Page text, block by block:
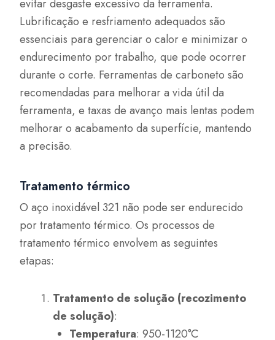
evitar desgaste excessivo da ferramenta.
Lubrificação e resfriamento adequados são
essenciais para gerenciar o calor e minimizar o
endurecimento por trabalho, que pode ocorrer
durante o corte. Ferramentas de carboneto são
recomendadas para melhorar a vida útil da
ferramenta, e taxas de avanço mais lentas podem
melhorar o acabamento da superfície, mantendo
a precisão.
Tratamento térmico
O aço inoxidável 321 não pode ser endurecido
por tratamento térmico. Os processos de
tratamento térmico envolvem as seguintes
etapas:
Tratamento de solução (recozimento
de solução):
Temperatura: 950-1120°C